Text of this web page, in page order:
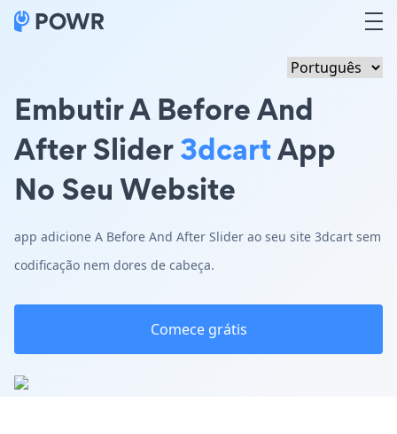
Embutir A Before And
After Slider3dcartApp
No Seu Website
app adicione A Before And After Slider ao seu site 3dcart sem
codificação nem dores de cabeça.
Comece grátis